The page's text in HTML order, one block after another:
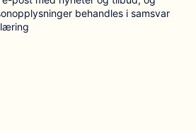
behandles i samsvar